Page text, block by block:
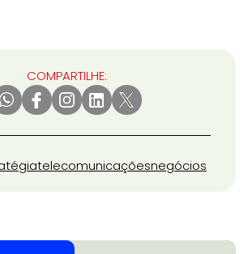
COMPARTILHE:
telecomunicaçõesnegócios